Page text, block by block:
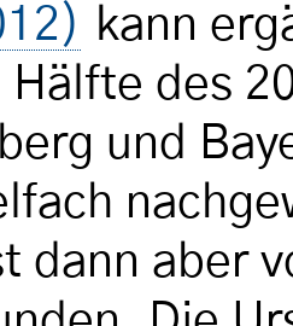
kann
Hälfte des
und
dann aber